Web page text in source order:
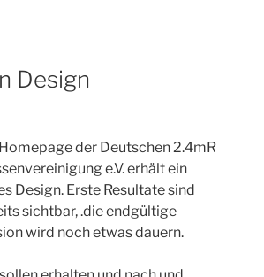
Design
der Deutschen 2.4mR
e.V. erhält ein
Design. Erste Resultate sind
sichtbar, .die endgültige
wird noch etwas dauern.